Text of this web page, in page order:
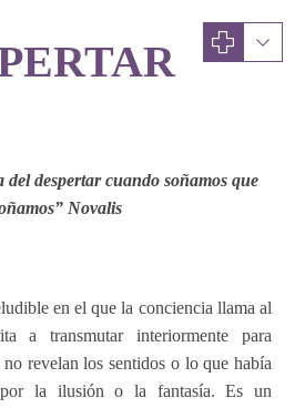
del despertar cuando soñamos que
Novalis
en el que la conciencia llama al
a transmutar interiormente para
revelan los sentidos o lo que había
por la ilusión o la fantasía. Es un